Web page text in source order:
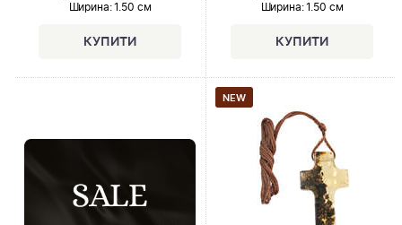
Ширина: 1.50 см
Ширина: 1.50 см
NEW